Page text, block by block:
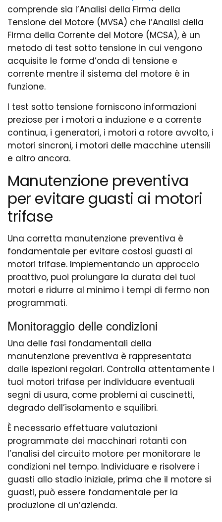
comprende sia l’Analisi della Firma della
Tensione del Motore (MVSA) che l’Analisi della
Firma della Corrente del Motore (MCSA), è un
metodo di test sotto tensione in cui vengono
acquisite le forme d’onda di tensione e
corrente mentre il sistema del motore è in
funzione.
I test sotto tensione forniscono informazioni
preziose per i motori a induzione e a corrente
continua, i generatori, i motori a rotore avvolto, i
motori sincroni, i motori delle macchine utensili
e altro ancora.
Manutenzione preventiva
per evitare guasti ai motori
trifase
Una corretta manutenzione preventiva è
fondamentale per evitare costosi guasti ai
motori trifase. Implementando un approccio
proattivo, puoi prolungare la durata dei tuoi
motori e ridurre al minimo i tempi di fermo non
programmati.
Monitoraggio delle condizioni
Una delle fasi fondamentali della
manutenzione preventiva è rappresentata
dalle ispezioni regolari. Controlla attentamente i
tuoi motori trifase per individuare eventuali
segni di usura, come problemi ai cuscinetti,
degrado dell’isolamento e squilibri.
È necessario effettuare valutazioni
programmate dei macchinari rotanti con
l’analisi del circuito motore per monitorare le
condizioni nel tempo. Individuare e risolvere i
guasti allo stadio iniziale, prima che il motore si
guasti, può essere fondamentale per la
produzione di un’azienda.